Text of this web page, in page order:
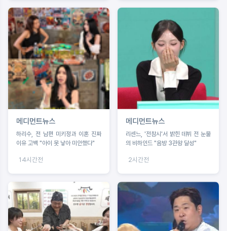
메디먼트뉴스
하리수, 전 남편 미키정과 이혼 진짜
이유 고백 "아이 못 낳아 미안했다"
14시간전
메디먼트뉴스
리센느, '전참시'서 밝힌 데뷔 전 눈물
의 비하인드 "음방 3관왕 달성"
2시간전